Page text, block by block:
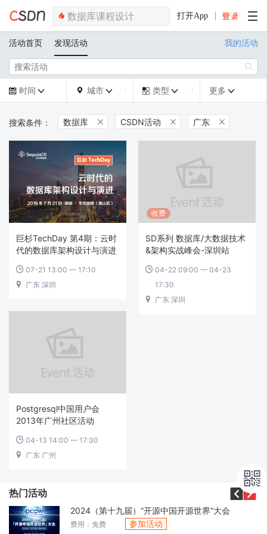
打开App
活动首页 发现活动 我的活动

 时间   城市   类型  更多 
数据库  CSDN活动  广东 
巨杉TechDay 第4期：云时
代的数据库架构设计与演进
 07-21 13:00 — 17:10
 广东 深圳
收费
SD系列 数据库/大数据技术
&架构实战峰会-深圳站
 04-22 09:00 — 04-23
17:30
 广东 深圳
Postgresql中国用户会
2013年广州社区活动
 04-13 14:00 — 17:30
 广东 广州
热门活动 
2024（第十九届）“开源中国开源世界”大会
费用：免费 参加活动
